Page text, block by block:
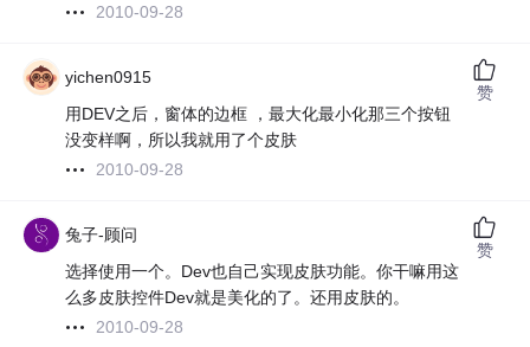
2010-09-28
yichen0915
用DEV之后，窗体的边框 ，最大化最小化那三个按钮
没变样啊，所以我就用了个皮肤
2010-09-28
赞
兔子-顾问
选择使用一个。Dev也自己实现皮肤功能。你干嘛用这
么多皮肤控件Dev就是美化的了。还用皮肤的。
2010-09-28
赞